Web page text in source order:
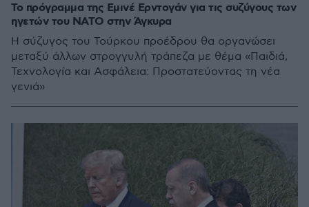
Το πρόγραμμα της Εμινέ Ερντογάν για τις συζύγους των
ηγετών του ΝΑΤΟ στην Άγκυρα
Η σύζυγος του Τούρκου προέδρου θα οργανώσει
μεταξύ άλλων στρογγυλή τράπεζα με θέμα «Παιδιά,
Τεχνολογία και Ασφάλεια: Προστατεύοντας τη νέα
γενιά»